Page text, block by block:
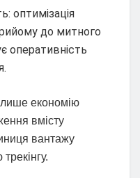
оптимізація
до митного
оперативність
лише економію
вмісту
вантажу